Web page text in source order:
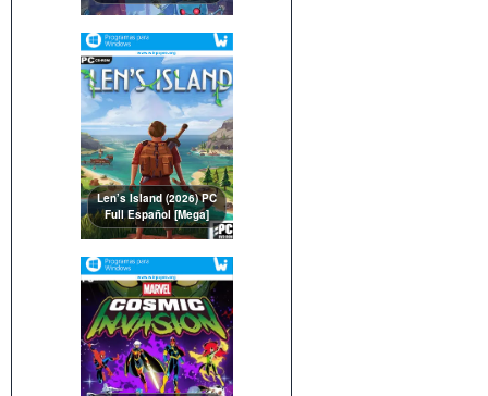
Len’s Island (2026) PC
Full Español [Mega]